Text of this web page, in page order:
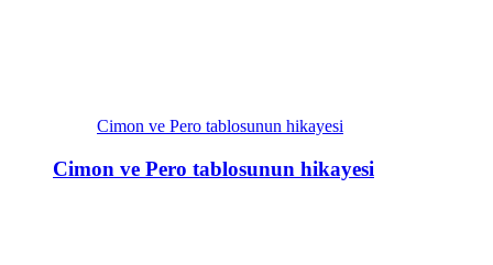
Cimon ve Pero tablosunun hikayesi
Cimon ve Pero tablosunun hikayesi